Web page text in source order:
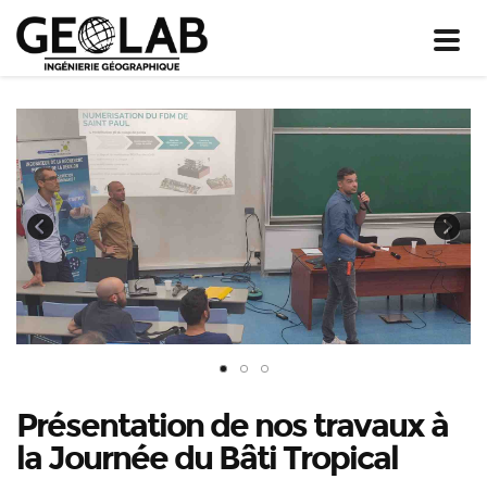
Previous Next
Présentation de nos travaux à
la Journée du Bâti Tropical